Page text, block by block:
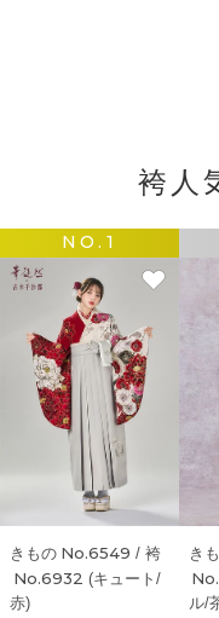
袴人
NO.1
きもの No.6549 / 袴
No.6932 (キュート/
赤)
き
ル/